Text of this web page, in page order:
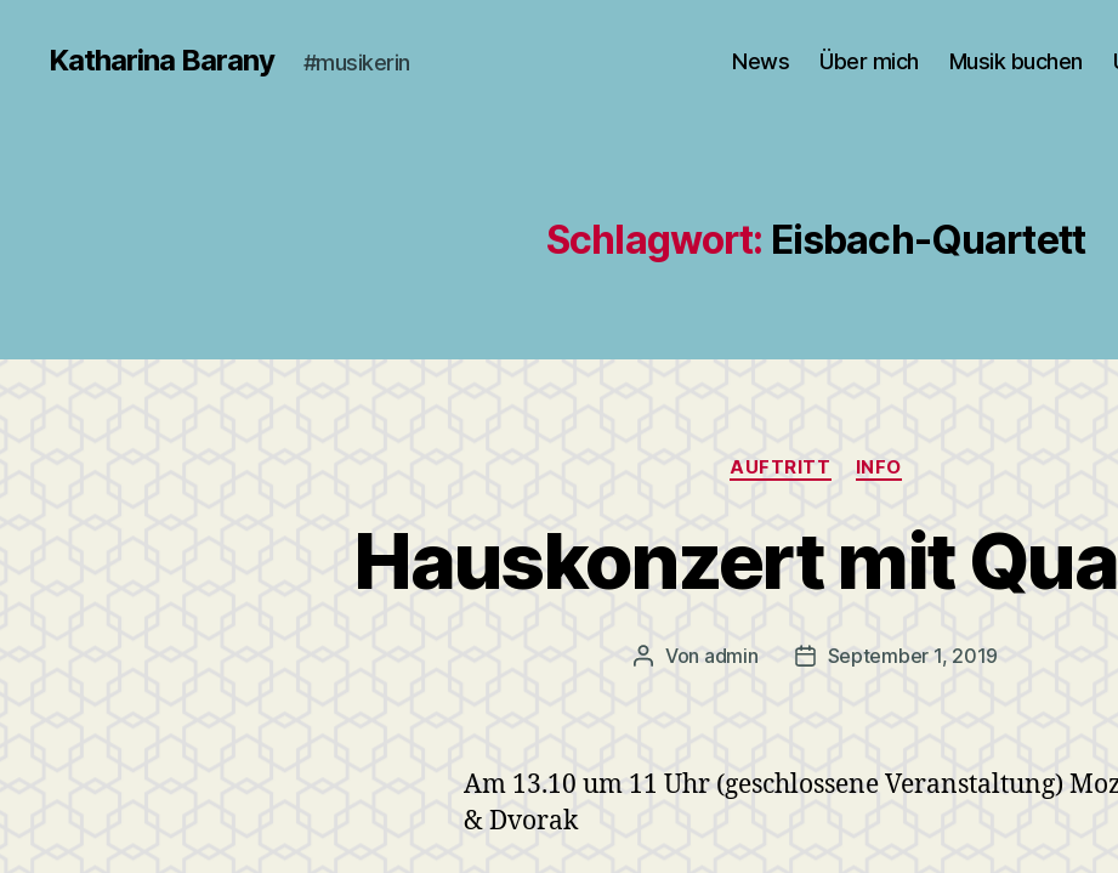
Katharina Barany #musikerin News Über mich Musik buchen
Schlagwort: Eisbach-Quartett
Kategorien
AUFTRITT INFO
Hauskonzert mit
Beitragsautor
Von admin Veröffentlichungsdatum
September 1, 2019
Am 13.10 um 11 Uhr (geschlossene Veranstaltung)
& Dvorak